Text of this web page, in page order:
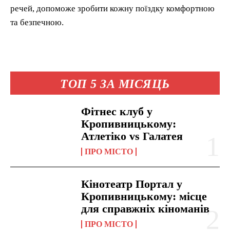
ТОП 5 ЗА МІСЯЦЬ
Фітнес клуб у
Кропивницькому:
Атлетіко vs Галатея
ПРО МІСТО
Кінотеатр Портал у
Кропивницькому: місце
для справжніх кіноманів
ПРО МІСТО
речей, допоможе зробити кожну поїздку комфортною
та безпечною.